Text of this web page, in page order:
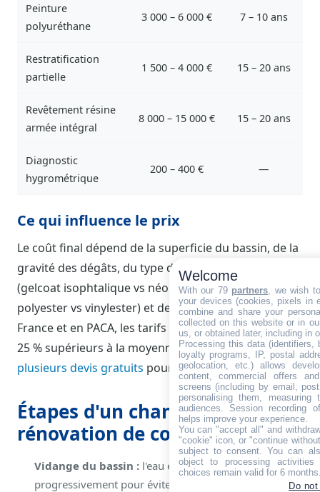
Peinture
polyuréthane
3 000 – 6 000 € 7 – 10 ans
Restratification
partielle
1 500 – 4 000 € 15 – 20 ans
Revêtement résine
armée intégral
8 000 – 15 000 € 15 – 20 ans
Diagnostic
hygrométrique
200 – 400 € —
Ce qui influence le prix
Le coût final dépend de la superficie du bassin, de la
gravité des dégâts, du type de produit utilisé
(gelcoat isophtalique vs néopentylique, résine
polyester vs vinylester) et de la région. En Île-de-
France et en PACA, les tarifs sont généralement 15 à
25 % supérieurs à la moyenne nationale.Demandez
plusieurs devis gratuits pour comparer.
Étapes d'un chantier de
rénovation de coque
Vidange du bassin : l'eau est évacuée
progressivement pour éviter les contraintes de
Welcome
With our 79 partners, we wish
your devices (cookies, pixels in
combine and share your
collected on this website or in
us, or obtained later, including in
Processing this data (identifiers,
loyalty programs, IP, postal
geolocation, etc.) allows
content, commercial offers
screens (including by email,
personalising them, measuring
audiences. Session recording
helps improve your experience.
You can "accept all" and
"cookie" icon, or "continue
subject to consent. You can
object to processing
choices remain valid for 6
Do